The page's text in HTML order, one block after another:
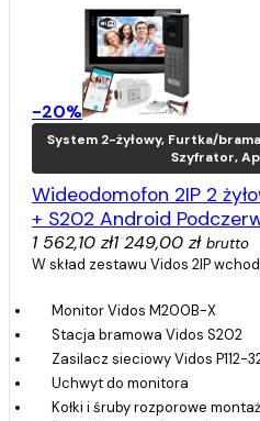
-20%
System 2-żyłowy, Furtka/
Szyfrator,
Wideodomofon 2IP 2
+ S202 Android
1 562,10 zł1 249,00 zł brutto
W skład zestawu Vidos 2IP
Monitor Vidos M200B-X
Stacja bramowa Vidos S202
Zasilacz sieciowy Vidos P112-
Uchwyt do monitora
Kołki i śruby rozporowe